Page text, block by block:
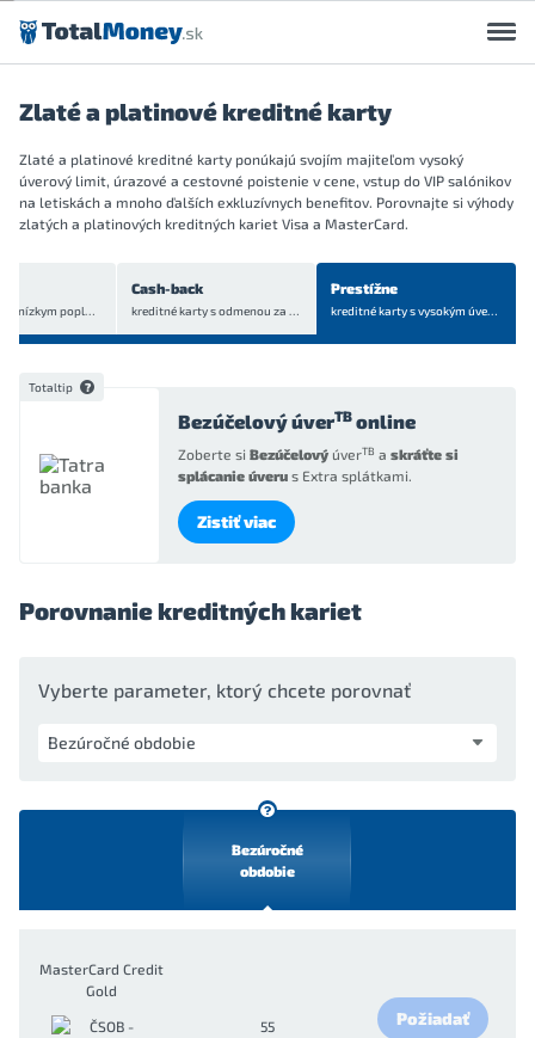
Preskočiť na obsah
Zlaté a platinové kreditné karty
Zlaté a platinové kreditné karty ponúkajú svojím majiteľom vysoký
úverový limit, úrazové a cestovné poistenie v cene, vstup do VIP salónikov
na letiskách a mnoho ďalších exkluzívnych benefitov. Porovnajte si výhody
zlatých a platinových kreditných kariet Visa a MasterCard.
kreditné karty s nízkym poplatkom
Cash-back
kreditné karty s odmenou za nákupy
Prestížne
kreditné karty s vysokým úverovým limitom
Totaltip
Bezúčelový úverTB online
Zoberte si Bezúčelový úverTB a skráťte si
splácanie úveru s Extra splátkami.
Zistiť viac
Porovnanie kreditných kariet
Vyberte parameter, ktorý chcete porovnať
Bezúročné
obdobie
MasterCard Credit
Gold
55
Požiadať